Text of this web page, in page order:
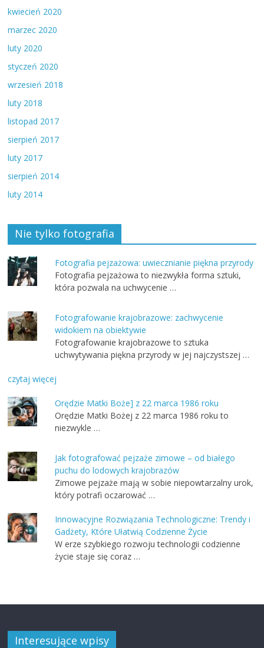
kwiecień 2020
marzec 2020
luty 2020
styczeń 2020
wrzesień 2018
luty 2018
listopad 2017
sierpień 2017
luty 2017
sierpień 2014
luty 2014
Nie tylko fotografia
Fotografia pejzażowa: uwiecznianie piękna przyrody
Fotografia pejzażowa to niezwykła forma sztuki,
która pozwala na uchwycenie …
Fotografowanie krajobrazowe: zachwycenie
widokiem na obiektywie
Fotografowanie krajobrazowe to sztuka
uchwytywania piękna przyrody w jej najczystszej …
czytaj więcej
Orędzie Matki Boże] z 22 marca 1986 roku
Orędzie Matki Bożej z 22 marca 1986 roku to
niezwykle …
Jak fotografować pejzaże zimowe – od białego
puchu do lodowych krajobrazów
Zimowe pejzaże mają w sobie niepowtarzalny urok,
który potrafi oczarować …
Innowacyjne Rozwiązania Technologiczne: Trendy i
Gadżety, Które Ułatwią Codzienne Życie
W erze szybkiego rozwoju technologii codzienne
życie staje się coraz …
Interesujące wpisy